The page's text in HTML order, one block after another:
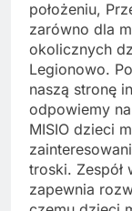
położeniu,
zarówno dla
okolicznych
Legionowo.
naszą stronę
odpowiemy
MISIO dzieci
troski.
zapewnia